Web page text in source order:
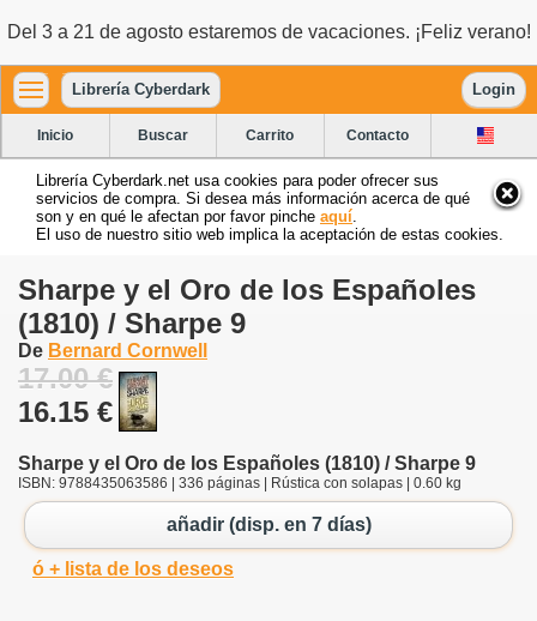
Del 3 a 21 de agosto estaremos de vacaciones. ¡Feliz verano!
Librería Cyberdark Login
Inicio Buscar Carrito Contacto
Librería Cyberdark.net usa cookies para poder ofrecer sus
servicios de compra. Si desea más información acerca de qué
son y en qué le afectan por favor pinche aquí
El uso de nuestro sitio web implica la aceptación de estas cookies.
Sharpe y el Oro de los Españoles
(1810) / Sharpe 9
De Bernard Cornwell
17.00 €
16.15 €
Sharpe y el Oro de los Españoles (1810) / Sharpe 9
ISBN: 9788435063586 | 336 páginas | Rústica con solapas | 0.60 kg
añadir (disp. en 7 días)
ó + lista de los deseos